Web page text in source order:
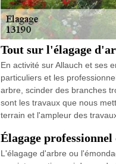
Tout sur l'élagage
En activité sur Allauch et ses
particuliers et les
arbre, scinder des branches
sont les travaux que nous
terrain et l'ampleur des
Élagage
L'élagage d'arbre ou